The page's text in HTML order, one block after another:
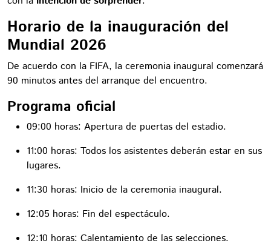
Horario de la inauguración del
Mundial 2026
De acuerdo con la FIFA, la ceremonia inaugural comenzará
90 minutos antes del arranque del encuentro.
Programa oficial
09:00 horas: Apertura de puertas del estadio.
11:00 horas: Todos los asistentes deberán estar en sus
lugares.
11:30 horas: Inicio de la ceremonia inaugural.
12:05 horas: Fin del espectáculo.
12:10 horas: Calentamiento de las selecciones.